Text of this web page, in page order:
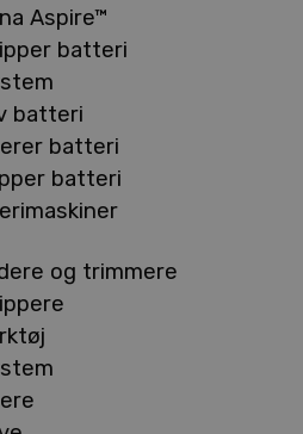
Aspire™
batteri
batteri
batteri
batteri
og trimmere